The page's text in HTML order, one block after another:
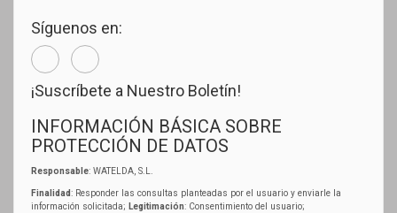
Síguenos en:
¡Suscríbete a Nuestro Boletín!
INFORMACIÓN BÁSICA SOBRE
PROTECCIÓN DE DATOS
Responsable: WATELDA, S.L.
Finalidad: Responder las consultas planteadas por el usuario y enviarle la
información solicitada; Legitimación: Consentimiento del usuario;